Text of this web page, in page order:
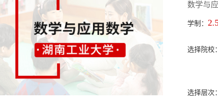
数学与
学制：
选择院校
选择层次